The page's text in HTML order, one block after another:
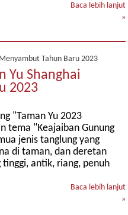
Baca lebih lanjut
»
Yu Shanghai
2023
"Taman Yu 2023
tema "Keajaiban Gunung
jenis tanglung yang
di taman, dan deretan
antik, riang, penuh
Baca lebih lanjut
»